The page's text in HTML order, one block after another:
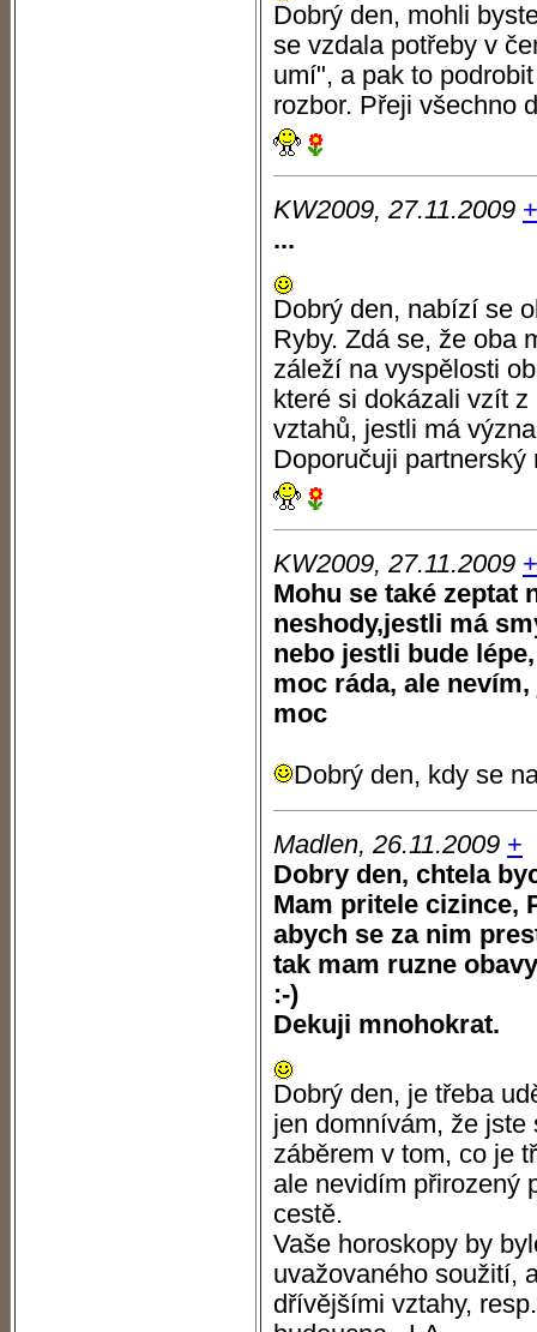
Dobrý den, mohli
se vzdala potřeby v
umí", a pak to
rozbor. Přeji všechno
KW2009, 27.11.2009 +
...
Dobrý den, nabízí se
Ryby. Zdá se, že oba
záleží na vyspělosti
které si dokázali vzít
vztahů, jestli má
Doporučuji partnerský
KW2009, 27.11.2009 +
Mohu se také zeptat
neshody,jestli má
nebo jestli bude
moc ráda, ale
moc
Dobrý den, kdy se
Madlen, 26.11.2009 +
Dobry den, chtela
Mam pritele cizince,
abych se za nim
tak mam ruzne
:-)
Dekuji mnohokrat.
Dobrý den, je třeba
jen domnívám, že
záběrem v tom, co je
ale nevidím přirozený
cestě.
Vaše horoskopy by
uvažovaného soužití,
dřívějšími vztahy,